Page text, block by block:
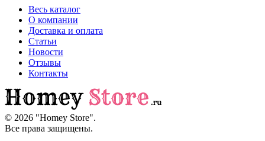
Весь каталог
О компании
Доставка и оплата
Статьи
Новости
Отзывы
Контакты
© 2026 "Homey Store".
Все права защищены.